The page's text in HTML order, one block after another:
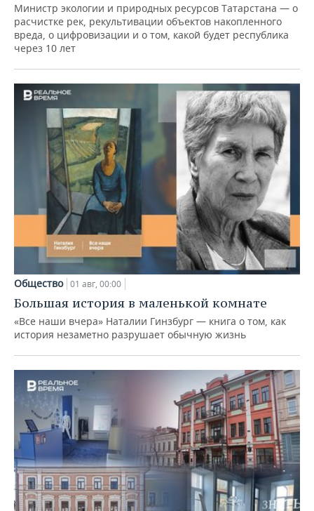
Министр экологии и природных ресурсов Татарстана — о
расчистке рек, рекультивации объектов накопленного
вреда, о цифровизации и о том, какой будет республика
через 10 лет
Общество 01 авг, 00:00
Большая история в маленькой комнате
«Все наши вчера» Наталии Гинзбург — книга о том, как
история незаметно разрушает обычную жизнь